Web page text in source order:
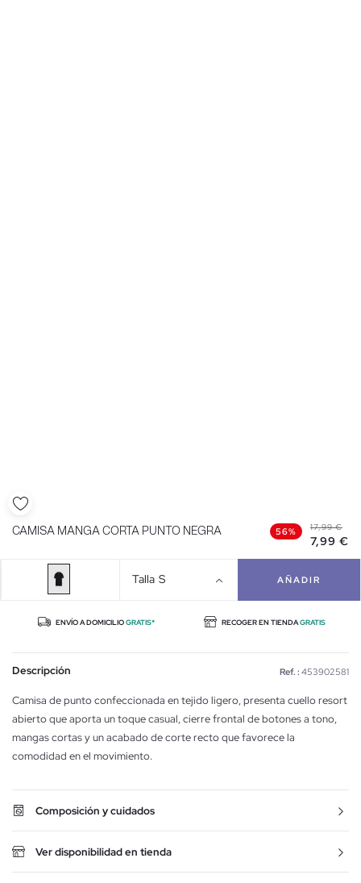
CAMISA MANGA CORTA PUNTO NEGRA 56% 17,99 €
7,99 €
Talla S AÑADIR
ENVÍO A DOMICILIOGRATIS* RECOGER EN TIENDAGRATIS
Descripción Ref. : 453902581
Camisa de punto confeccionada en tejido ligero, presenta cuello resort
abierto que aporta un toque casual, cierre frontal de botones a tono,
mangas cortas y un acabado de corte recto que favorece la
comodidad en el movimiento.
Composición y cuidados
Ver disponibilidad en tienda